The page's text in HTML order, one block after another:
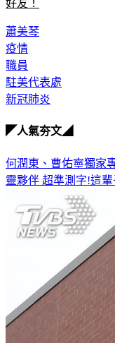
好友！
蕭美琴
疫情
職員
駐美代表處
新冠肺炎
◤人氣夯文◢
何潤東、曹佑寧獨家
靈夥伴 超準測字!這